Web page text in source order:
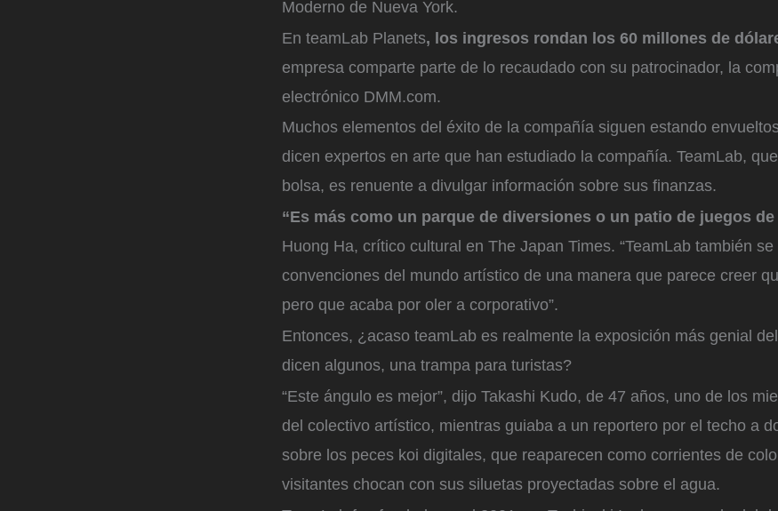
Moderno de Nueva York.
En teamLab Planets, los ingresos rondan los 60 millones de
empresa comparte parte de lo recaudado con su patrocinador, la
electrónico DMM.com.
Muchos elementos del éxito de la compañía siguen estando
dicen expertos en arte que han estudiado la compañía. TeamLab,
bolsa, es renuente a divulgar información sobre sus finanzas.
“Es más como un parque de diversiones o un patio de juegos de
Huong Ha, crítico cultural en The Japan Times. “TeamLab también
convenciones del mundo artístico de una manera que parece creer
pero que acaba por oler a corporativo”.
Entonces, ¿acaso teamLab es realmente la exposición más genial
dicen algunos, una trampa para turistas?
“Este ángulo es mejor”, dijo Takashi Kudo, de 47 años, uno de los
del colectivo artístico, mientras guiaba a un reportero por el techo a
sobre los peces koi digitales, que reaparecen como corrientes de
visitantes chocan con sus siluetas proyectadas sobre el agua.